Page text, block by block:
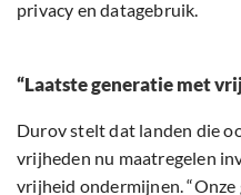
privacy en datagebruik.
“Laatste generatie met
Durov stelt dat landen die
vrijheden nu maatregelen
vrijheid ondermijnen.